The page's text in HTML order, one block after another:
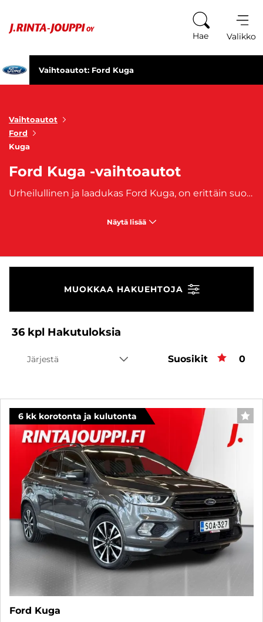
Hae Valikko
Vaihtoautot: Ford Kuga
Vaihtoautot
Ford
Kuga
Ford Kuga -vaihtoautot
Urheilullinen ja laadukas Ford Kuga, on erittäin suosittu vähäpäästöinen hybridi.
Näytä lisää
MUOKKAA HAKUEHTOJA
36 kpl Hakutuloksia
Järjestä Suosikit 0
6 kk korotonta ja kulutonta
Ford Kuga